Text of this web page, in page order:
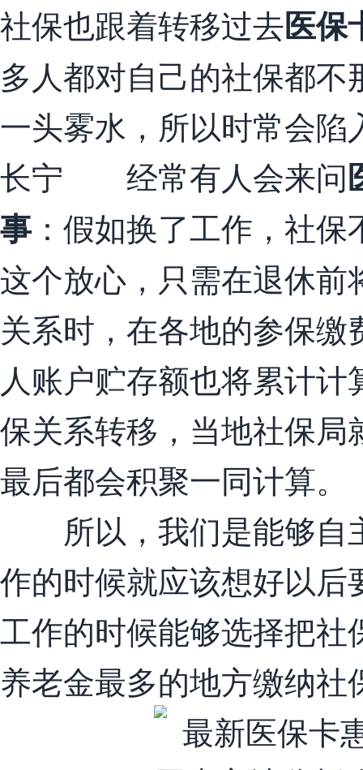
社保也跟着转移过去医保
多人都对自己的社保都
一头雾水，所以时常会陷
长宁 经常有人会来问
事：假如换了工作，社
这个放心，只需在退休
关系时，在各地的参保
人账户贮存额也将累计
保关系转移，当地社保
最后都会积聚一同计算。
所以，我们是能够自
作的时候就应该想好以
工作的时候能够选择把
养老金最多的地方缴纳社